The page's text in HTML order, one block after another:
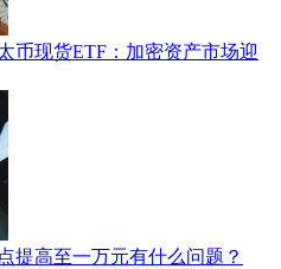
币现货ETF：加密资产市场迎
提高至一万元有什么问题？